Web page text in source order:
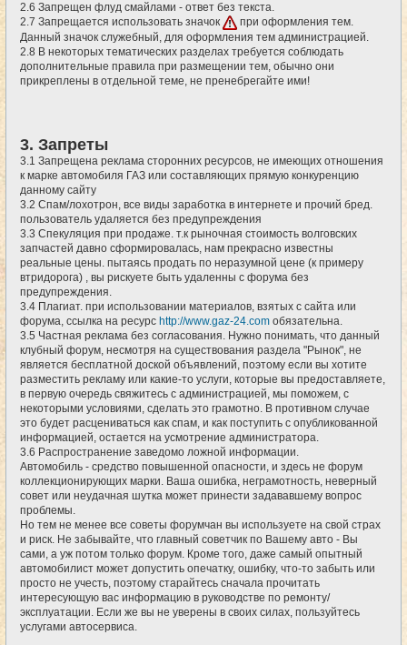
2.6 Запрещен флуд смайлами - ответ без текста.
2.7 Запрещается использовать значок
при оформления тем.
Данный значок служебный, для оформления тем администрацией.
2.8 В некоторых тематических разделах требуется соблюдать
дополнительные правила при размещении тем, обычно они
прикреплены в отдельной теме, не пренебрегайте ими!
3. Запреты
3.1 Запрещена реклама сторонних ресурсов, не имеющих отношения
к марке автомобиля ГАЗ или составляющих прямую конкуренцию
данному сайту
3.2 Спам/лохотрон, все виды заработка в интернете и прочий бред.
пользователь удаляется без предупреждения
3.3 Спекуляция при продаже. т.к рыночная стоимость волговских
запчастей давно сформировалась, нам прекрасно известны
реальные цены. пытаясь продать по неразумной цене (к примеру
втридорога) , вы рискуете быть удаленны с форума без
предупреждения.
3.4 Плагиат. при использовании материалов, взятых с сайта или
форума, ссылка на ресурс http://www.gaz-24.com обязательна.
3.5 Частная реклама без согласования. Нужно понимать, что данный
клубный форум, несмотря на существования раздела "Рынок", не
является бесплатной доской объявлений, поэтому если вы хотите
разместить рекламу или какие-то услуги, которые вы предоставляете,
в первую очередь свяжитесь с администрацией, мы поможем, с
некоторыми условиями, сделать это грамотно. В противном случае
это будет расцениваться как спам, и как поступить с опубликованной
информацией, остается на усмотрение администратора.
3.6 Распространение заведомо ложной информации.
Автомобиль - средство повышенной опасности, и здесь не форум
коллекционирующих марки. Ваша ошибка, неграмотность, неверный
совет или неудачная шутка может принести задававшему вопрос
проблемы.
Но тем не менее все советы форумчан вы используете на свой страх
и риск. Не забывайте, что главный советчик по Вашему авто - Вы
сами, а уж потом только форум. Кроме того, даже самый опытный
автомобилист может допустить опечатку, ошибку, что-то забыть или
просто не учесть, поэтому старайтесь сначала прочитать
интересующую вас информацию в руководстве по ремонту/
эксплуатации. Если же вы не уверены в своих силах, пользуйтесь
услугами автосервиса.